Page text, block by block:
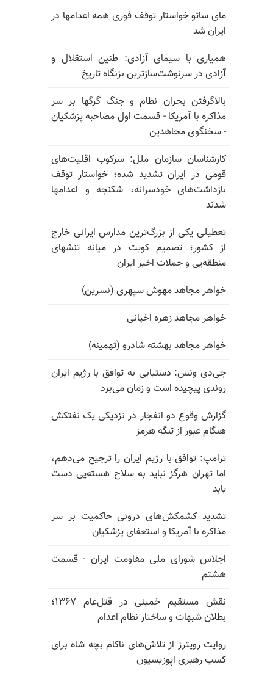
مای ساتو خواستار توقف فوری همه اعدامها در
ایران شد
همیاری با سیمای آزادی: طنین استقلال و
آزادی در سرنوشت‌سازترین بزنگاه تاریخ
بالا‌گرفتن بحران نظام و جنگ گرگها بر سر
مذاکره با آمریکا - قسمت اول مصاحبه پزشکیان
- سخنگوی مجاهدین
کارشناسان سازمان ملل: سرکوب اقلیت‌های
قومی در ایران تشدید شده؛ خواستار توقف
بازداشت‌های خودسرانه، شکنجه و اعدامها
شدند
تعطیلی یکی از بزرگ‌ترین مدارس ایرانی خارج
از کشور؛ تصمیم کویت در میانه تنشهای
منطقه‌یی و حملات اخیر ایران
خواهر مجاهد مهوش سپهری (نسرین)
خواهر مجاهد زهره اخیانی
خواهر مجاهد بهشته شادرو (تهمینه)
جی‌دی ونس: دستیابی به توافق با رژیم ایران
روندی پیچیده است و زمان می‌برد
گزارش وقوع دو انفجار در نزدیکی یک نفتکش
هنگام عبور از تنگه هرمز
ترامپ: توافق با رژیم ایران را ترجیح می‌دهم،
اما تهران هرگز نباید به سلاح هسته‌یی دست
یابد
تشدید کشمکش‌های درونی حاکمیت بر سر
مذاکره با آمریکا و استعفای پزشکیان
اجلاس شورای ملی مقاومت ایران - قسمت
هشتم
نقش مستقیم خمینی در قتل‌عام ۱۳۶۷؛
بطلان شبهات و ساختار نظام اعدام
روایت رویترز از تلاش‌های ناکام بچه شاه برای
کسب رهبری اپوزیسیون